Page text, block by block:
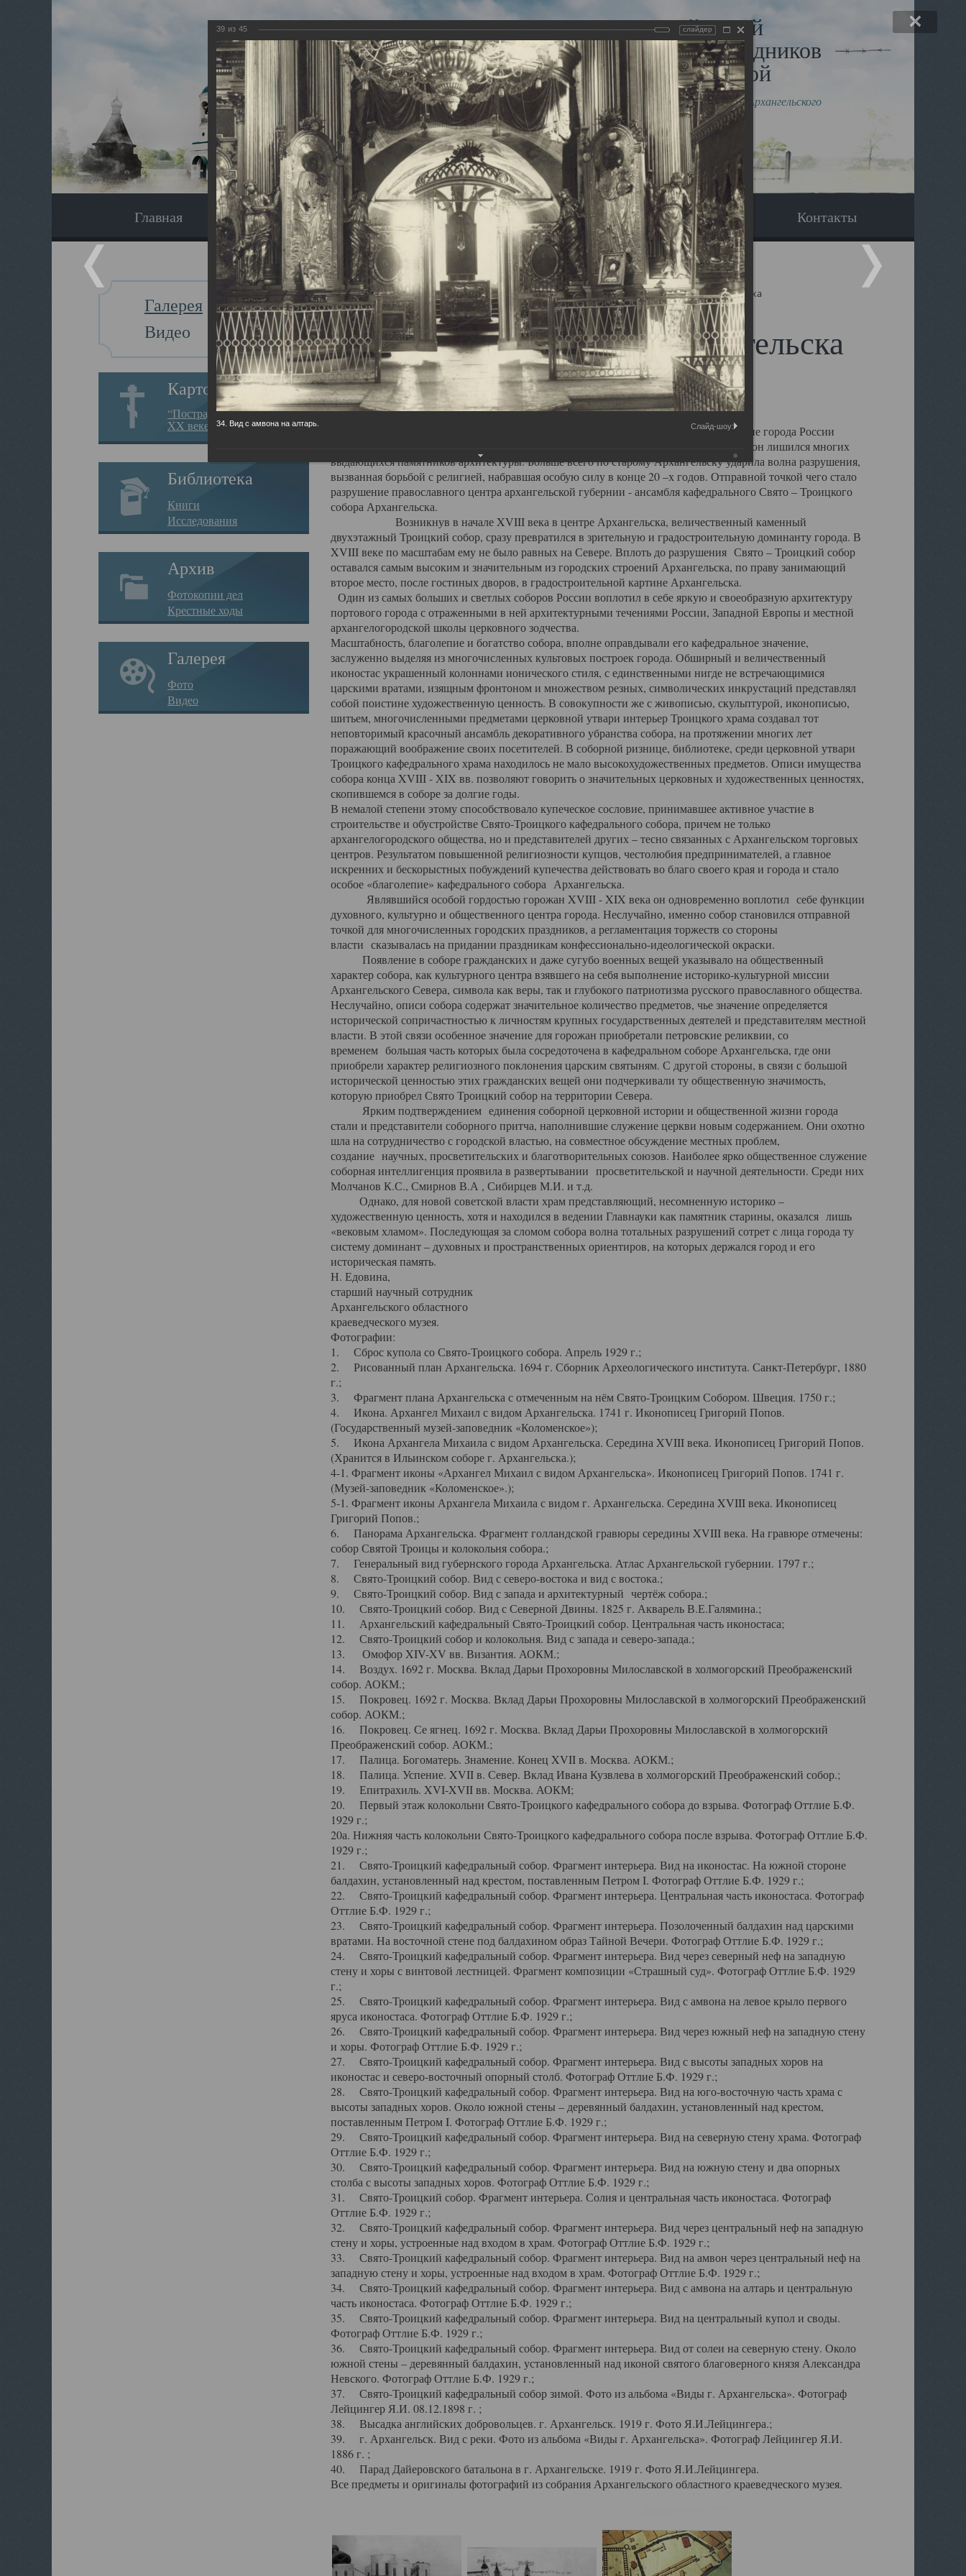
Виртуальный музей
Новомучеников и исповедников
Земли Архангельской
Сайт создан по благословлению митрополита Архангельского
и Холмогорского Даниила
Главная Экскурсия Наследники Галерея Вопрос-ответ Контакты
Галерея
Видео
Картотека
“Пострадавшие за веру в
XX веке на Севере”
Библиотека
Книги
Исследования
Архив
Фотокопии дел
Крестные ходы
Галерея
Фото
Видео
Главная Галерея Храмы-мученики Архангельска Свято-Троицкий собор Архангельска
Свято-Троицкий собор Архангельска
Свято-Троицкий собор Архангельска
23.12.2015
Сегодня мы можем говорить, что Архангельск в большей мере, чем другие губернские города России
пострадал от целенаправленных систематических разрушений, в результате которых он лишился многих
выдающихся памятников архитектуры. Больше всего по старому Архангельску ударила волна разрушения,
вызванная борьбой с религией, набравшая особую силу в конце 20 –х годов. Отправной точкой чего стало
разрушение православного центра архангельской губернии - ансамбля кафедрального Свято – Троицкого
собора Архангельска.
Возникнув в начале XVIII века в центре Архангельска, величественный каменный
двухэтажный Троицкий собор, сразу превратился в зрительную и градостроительную доминанту города. В
XVIII веке по масштабам ему не было равных на Севере. Вплоть до разрушения Свято – Троицкий собор
оставался самым высоким и значительным из городских строений Архангельска, по праву занимающий
второе место, после гостиных дворов, в градостроительной картине Архангельска.
Один из самых больших и светлых соборов России воплотил в себе яркую и своеобразную архитектуру
портового города с отраженными в ней архитектурными течениями России, Западной Европы и местной
архангелогородской школы церковного зодчества.
Масштабность, благолепие и богатство собора, вполне оправдывали его кафедральное значение,
заслуженно выделяя из многочисленных культовых построек города. Обширный и величественный
иконостас украшенный колоннами ионического стиля, с единственными нигде не встречающимися
царскими вратами, изящным фронтоном и множеством резных, символических инкрустаций представлял
собой поистине художественную ценность. В совокупности же с живописью, скульптурой, иконописью,
шитьем, многочисленными предметами церковной утвари интерьер Троицкого храма создавал тот
неповторимый красочный ансамбль декоративного убранства собора, на протяжении многих лет
поражающий воображение своих посетителей. В соборной ризнице, библиотеке, среди церковной утвари
Троицкого кафедрального храма находилось не мало высокохудожественных предметов. Описи имущества
собора конца XVIII - XIX вв. позволяют говорить о значительных церковных и художественных ценностях,
скопившемся в соборе за долгие годы.
В немалой степени этому способствовало купеческое сословие, принимавшее активное участие в
строительстве и обустройстве Свято-Троицкого кафедрального собора, причем не только
архангелогородского общества, но и представителей других – тесно связанных с Архангельском торговых
центров. Результатом повышенной религиозности купцов, честолюбия предпринимателей, а главное
искренних и бескорыстных побуждений купечества действовать во благо своего края и города и стало
особое «благолепие» кафедрального собора Архангельска.
Являвшийся особой гордостью горожан XVIII - XIX века он одновременно воплотил себе функции
духовного, культурно и общественного центра города. Неслучайно, именно собор становился отправной
точкой для многочисленных городских праздников, а регламентация торжеств со стороны
власти сказывалась на придании праздникам конфессионально-идеологической окраски.
Появление в соборе гражданских и даже сугубо военных вещей указывало на общественный
характер собора, как культурного центра взявшего на себя выполнение историко-культурной миссии
Архангельского Севера, символа как веры, так и глубокого патриотизма русского православного общества.
Неслучайно, описи собора содержат значительное количество предметов, чье значение определяется
исторической сопричастностью к личностям крупных государственных деятелей и представителям местной
власти. В этой связи особенное значение для горожан приобретали петровские реликвии, со
временем большая часть которых была сосредоточена в кафедральном соборе Архангельска, где они
приобрели характер религиозного поклонения царским святыням. С другой стороны, в связи с большой
исторической ценностью этих гражданских вещей они подчеркивали ту общественную значимость,
которую приобрел Свято Троицкий собор на территории Севера.
Ярким подтверждением единения соборной церковной истории и общественной жизни города
стали и представители соборного притча, наполнившие служение церкви новым содержанием. Они охотно
шла на сотрудничество с городской властью, на совместное обсуждение местных проблем,
создание научных, просветительских и благотворительных союзов. Наиболее ярко общественное служение
соборная интеллигенция проявила в развертывании просветительской и научной деятельности. Среди них
Молчанов К.С., Смирнов В.А , Сибирцев М.И. и т.д.
Однако, для новой советской власти храм представляющий, несомненную историко –
художественную ценность, хотя и находился в ведении Главнауки как памятник старины, оказался лишь
«вековым хламом». Последующая за сломом собора волна тотальных разрушений сотрет с лица города ту
систему доминант – духовных и пространственных ориентиров, на которых держался город и его
историческая память.
Н. Едовина,
старший научный сотрудник
Архангельского областного
краеведческого музея.
Фотографии:
1. Сброс купола со Свято-Троицкого собора. Апрель 1929 г.;
2. Рисованный план Архангельска. 1694 г. Сборник Археологического института. Санкт-Петербург, 1880
г.;
3. Фрагмент плана Архангельска с отмеченным на нём Свято-Троицким Собором. Швеция. 1750 г.;
4. Икона. Архангел Михаил с видом Архангельска. 1741 г. Иконописец Григорий Попов.
(Государственный музей-заповедник «Коломенское»);
5. Икона Архангела Михаила с видом Архангельска. Середина XVIII века. Иконописец Григорий Попов.
(Хранится в Ильинском соборе г. Архангельска.);
4-1. Фрагмент иконы «Архангел Михаил с видом Архангельска». Иконописец Григорий Попов. 1741 г.
(Музей-заповедник «Коломенское».);
5-1. Фрагмент иконы Архангела Михаила с видом г. Архангельска. Середина XVIII века. Иконописец
Григорий Попов.;
6. Панорама Архангельска. Фрагмент голландской гравюры середины XVIII века. На гравюре отмечены:
собор Святой Троицы и колокольня собора.;
7. Генеральный вид губернского города Архангельска. Атлас Архангельской губернии. 1797 г.;
8. Свято-Троицкий собор. Вид с северо-востока и вид с востока.;
9. Свято-Троицкий собор. Вид с запада и архитектурный чертёж собора.;
10. Свято-Троицкий собор. Вид с Северной Двины. 1825 г. Акварель В.Е.Галямина.;
11. Архангельский кафедральный Свято-Троицкий собор. Центральная часть иконостаса;
12. Свято-Троицкий собор и колокольня. Вид с запада и северо-запада.;
13. Омофор XIV-XV вв. Византия. АОКМ.;
14. Воздух. 1692 г. Москва. Вклад Дарьи Прохоровны Милославской в холмогорский Преображенский
собор. АОКМ.;
15. Покровец. 1692 г. Москва. Вклад Дарьи Прохоровны Милославской в холмогорский Преображенский
собор. АОКМ.;
16. Покровец. Се ягнец. 1692 г. Москва. Вклад Дарьи Прохоровны Милославской в холмогорский
Преображенский собор. АОКМ.;
17. Палица. Богоматерь. Знамение. Конец XVII в. Москва. АОКМ.;
18. Палица. Успение. XVII в. Север. Вклад Ивана Кузвлева в холмогорский Преображенский собор.;
19. Епитрахиль. XVI-XVII вв. Москва. АОКМ;
20. Первый этаж колокольни Свято-Троицкого кафедрального собора до взрыва. Фотограф Оттлие Б.Ф.
1929 г.;
20а. Нижняя часть колокольни Свято-Троицкого кафедрального собора после взрыва. Фотограф Оттлие Б.Ф.
1929 г.;
21. Свято-Троицкий кафедральный собор. Фрагмент интерьера. Вид на иконостас. На южной стороне
балдахин, установленный над крестом, поставленным Петром I. Фотограф Оттлие Б.Ф. 1929 г.;
22. Свято-Троицкий кафедральный собор. Фрагмент интерьера. Центральная часть иконостаса. Фотограф
Оттлие Б.Ф. 1929 г.;
23. Свято-Троицкий кафедральный собор. Фрагмент интерьера. Позолоченный балдахин над царскими
вратами. На восточной стене под балдахином образ Тайной Вечери. Фотограф Оттлие Б.Ф. 1929 г.;
24. Свято-Троицкий кафедральный собор. Фрагмент интерьера. Вид через северный неф на западную
стену и хоры с винтовой лестницей. Фрагмент композиции «Страшный суд». Фотограф Оттлие Б.Ф. 1929
г.;
25. Свято-Троицкий кафедральный собор. Фрагмент интерьера. Вид с амвона на левое крыло первого
яруса иконостаса. Фотограф Оттлие Б.Ф. 1929 г.;
26. Свято-Троицкий кафедральный собор. Фрагмент интерьера. Вид через южный неф на западную стену
и хоры. Фотограф Оттлие Б.Ф. 1929 г.;
27. Свято-Троицкий кафедральный собор. Фрагмент интерьера. Вид с высоты западных хоров на
иконостас и северо-восточный опорный столб. Фотограф Оттлие Б.Ф. 1929 г.;
28. Свято-Троицкий кафедральный собор. Фрагмент интерьера. Вид на юго-восточную часть храма с
высоты западных хоров. Около южной стены – деревянный балдахин, установленный над крестом,
поставленным Петром I. Фотограф Оттлие Б.Ф. 1929 г.;
29. Свято-Троицкий кафедральный собор. Фрагмент интерьера. Вид на северную стену храма. Фотограф
Оттлие Б.Ф. 1929 г.;
30. Свято-Троицкий кафедральный собор. Фрагмент интерьера. Вид на южную стену и два опорных
столба с высоты западных хоров. Фотограф Оттлие Б.Ф. 1929 г.;
31. Свято-Троицкий собор. Фрагмент интерьера. Солия и центральная часть иконостаса. Фотограф
Оттлие Б.Ф. 1929 г.;
32. Свято-Троицкий кафедральный собор. Фрагмент интерьера. Вид через центральный неф на западную
стену и хоры, устроенные над входом в храм. Фотограф Оттлие Б.Ф. 1929 г.;
33. Свято-Троицкий кафедральный собор. Фрагмент интерьера. Вид на амвон через центральный неф на
западную стену и хоры, устроенные над входом в храм. Фотограф Оттлие Б.Ф. 1929 г.;
34. Свято-Троицкий кафедральный собор. Фрагмент интерьера. Вид с амвона на алтарь и центральную
часть иконостаса. Фотограф Оттлие Б.Ф. 1929 г.;
35. Свято-Троицкий кафедральный собор. Фрагмент интерьера. Вид на центральный купол и своды.
Фотограф Оттлие Б.Ф. 1929 г.;
36. Свято-Троицкий кафедральный собор. Фрагмент интерьера. Вид от солеи на северную стену. Около
южной стены – деревянный балдахин, установленный над иконой святого благоверного князя Александра
Невского. Фотограф Оттлие Б.Ф. 1929 г.;
37. Свято-Троицкий кафедральный собор зимой. Фото из альбома «Виды г. Архангельска». Фотограф
Лейцингер Я.И. 08.12.1898 г. ;
38. Высадка английских добровольцев. г. Архангельск. 1919 г. Фото Я.И.Лейцингера.;
39. г. Архангельск. Вид с реки. Фото из альбома «Виды г. Архангельска». Фотограф Лейцингер Я.И.
1886 г. ;
40. Парад Дайеровского батальона в г. Архангельске. 1919 г. Фото Я.И.Лейцингера.
Все предметы и оригиналы фотографий из собрания Архангельского областного краеведческого музея.
39 из 45 слайдер
34. Вид с амвона на алтарь. Слайд-шоу: